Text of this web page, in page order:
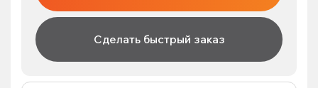
Сделать быстрый заказ